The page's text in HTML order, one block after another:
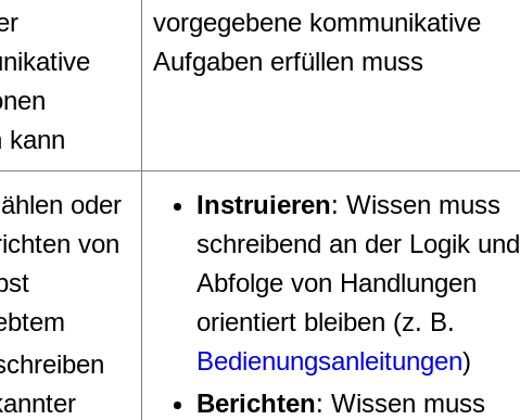
kann
vorgegebene kommunikative
Aufgaben erfüllen muss
oder
von
Instruieren: Wissen muss
schreibend an der Logik und
Abfolge von Handlungen
orientiert bleiben (z. B.
Bedienungsanleitungen)
Berichten: Wissen muss